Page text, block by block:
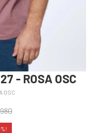
- ROSA OSC
OSC
980